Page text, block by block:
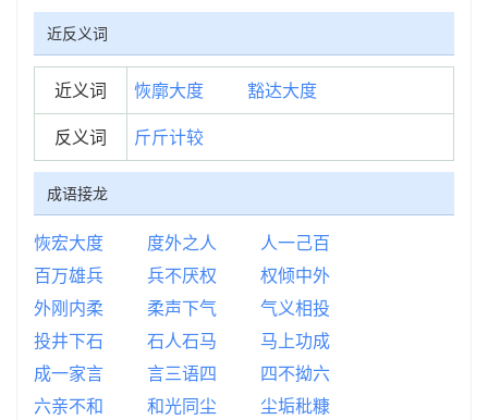
近反义词
近义词 恢廓大度
豁达大度
反义词
斤斤计较
成语接龙
恢宏大度 度外之人
人一己百
百万雄兵
兵不厌权
权倾中外
外刚内柔
柔声下气
气义相投
投井下石
石人石马
马上功成
成一家言
言三语四
四不拗六
六亲不和
和光同尘
尘垢秕糠